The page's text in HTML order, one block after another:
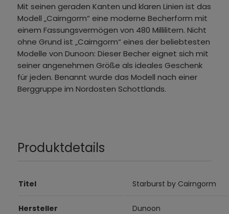
Mit seinen geraden Kanten und klaren Linien ist das
Modell „Cairngorm“ eine moderne Becherform mit
einem Fassungsvermögen von 480 Millilitern. Nicht
ohne Grund ist „Cairngorm“ eines der beliebtesten
Modelle von Dunoon: Dieser Becher eignet sich mit
seiner angenehmen Größe als ideales Geschenk
für jeden. Benannt wurde das Modell nach einer
Berggruppe im Nordosten Schottlands.
Produktdetails
Titel Starburst by Cairngorm
Hersteller Dunoon